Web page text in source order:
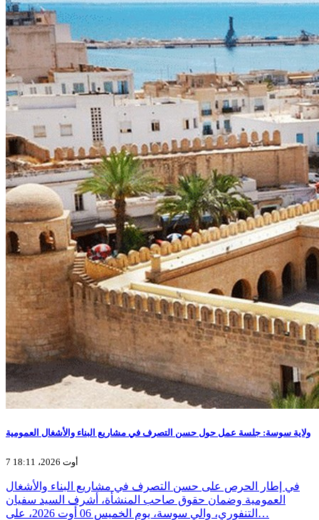
ولاية سوسة: جلسة عمل حول حسن التصرف في مشاريع البناء والأشغال العمومية
7 أوت 2026، 18:11
في إطار الحرص على حسن التصرف في مشاريع البناء والأشغال
العمومية وضمان حقوق صاحب المنشأة، أشرف السيد سفيان
التنفوري، والي سوسة، يوم الخميس 06 أوت 2026، على…